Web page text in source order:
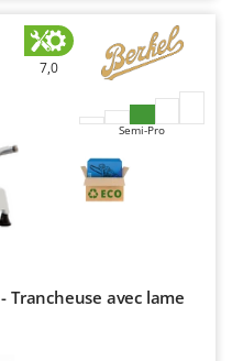
7,0
Semi-Pro
Trancheuse avec lame